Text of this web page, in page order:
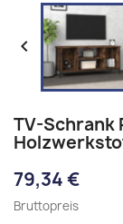

TV-Schrank
79,34 €
Bruttopreis